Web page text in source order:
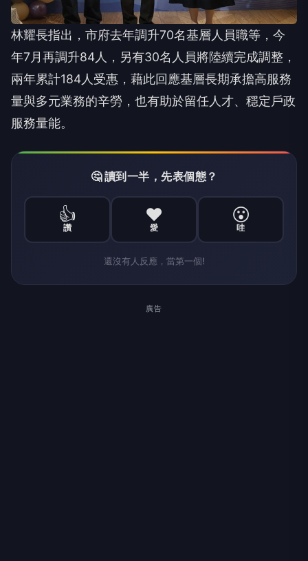
林耀長指出，市府去年調升70名基層人員職等，今
年7月再調升84人，另有30名人員將陸續完成調整，
兩年累計184人受惠，藉此回應基層長期承擔高服務
量與多元業務的辛勞，也有助於留任人才、穩定戶政
服務量能。
🤔 讀到一半，先表個態？
👍
讚
❤️
愛
😮
哇
還沒有人反應，當第一個!
廣告